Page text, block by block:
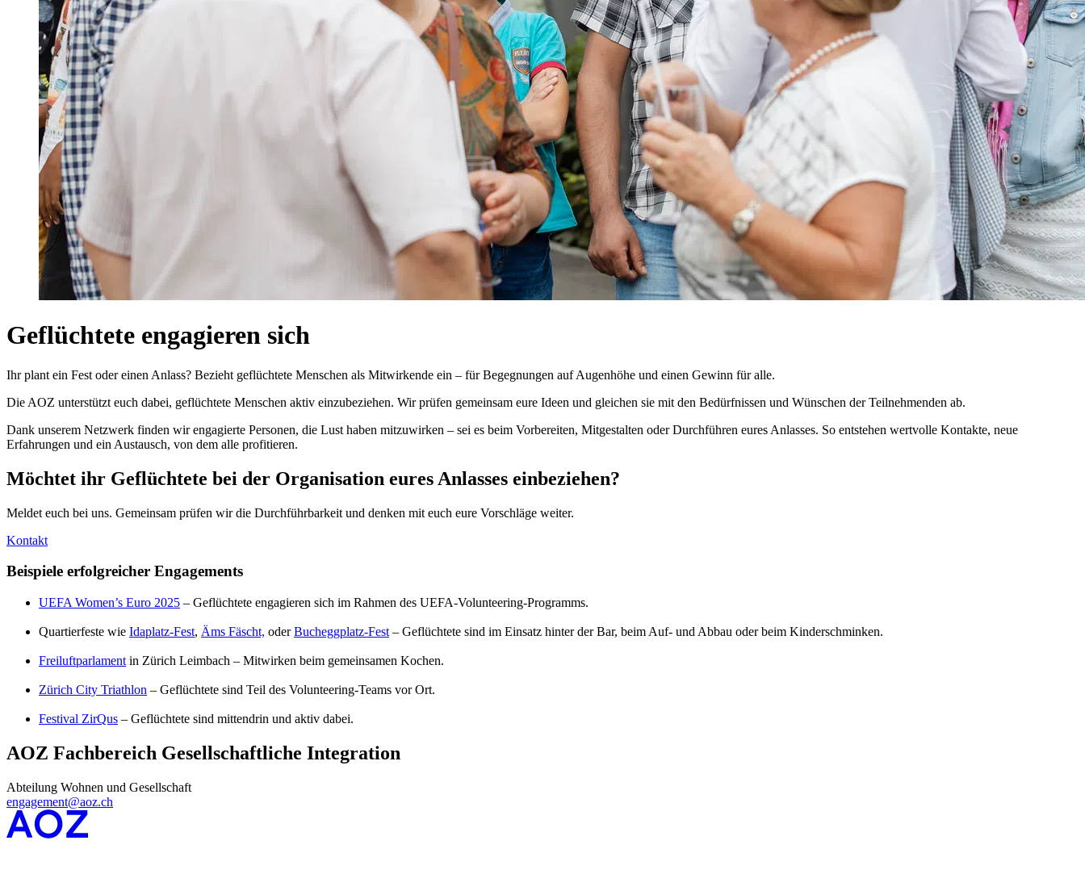
Geflüchtete engagieren sich
Ihr plant ein Fest oder einen Anlass? Bezieht geflüchtete Menschen als Mitwirkende ein – für Begegnungen auf Augenhöhe und einen Gewinn für alle.
Die AOZ unterstützt euch dabei, geflüchtete Menschen aktiv einzubeziehen. Wir prüfen gemeinsam eure Ideen und gleichen sie mit den Bedürfnissen und Wünschen der Teilnehmenden ab.
Dank unserem Netzwerk finden wir engagierte Personen, die Lust haben mitzuwirken – sei es beim Vorbereiten, Mitgestalten oder Durchführen eures Anlasses. So entstehen wertvolle Kontakte, neue
Erfahrungen und ein Austausch, von dem alle profitieren.
Möchtet ihr Geflüchtete bei der Organisation eures Anlasses einbeziehen?
Meldet euch bei uns. Gemeinsam prüfen wir die Durchführbarkeit und denken mit euch eure Vorschläge weiter.
Kontakt
Beispiele erfolgreicher Engagements
UEFA Women’s Euro 2025 – Geflüchtete engagieren sich im Rahmen des UEFA-Volunteering-Programms.
Quartierfeste wie Idaplatz-Fest, Äms Fäscht, oderBucheggplatz-Fest – Geflüchtete sind im Einsatz hinter der Bar, beim Auf- und Abbau oder beim Kinderschminken.
Freiluftparlament in Zürich Leimbach – Mitwirken beim gemeinsamen Kochen.
Zürich City Triathlon – Geflüchtete sind Teil des Volunteering-Teams vor Ort.
Festival ZirQus – Geflüchtete sind mittendrin und aktiv dabei.
AOZ Fachbereich Gesellschaftliche Integration
Abteilung Wohnen und Gesellschaft
engagement@aoz.ch